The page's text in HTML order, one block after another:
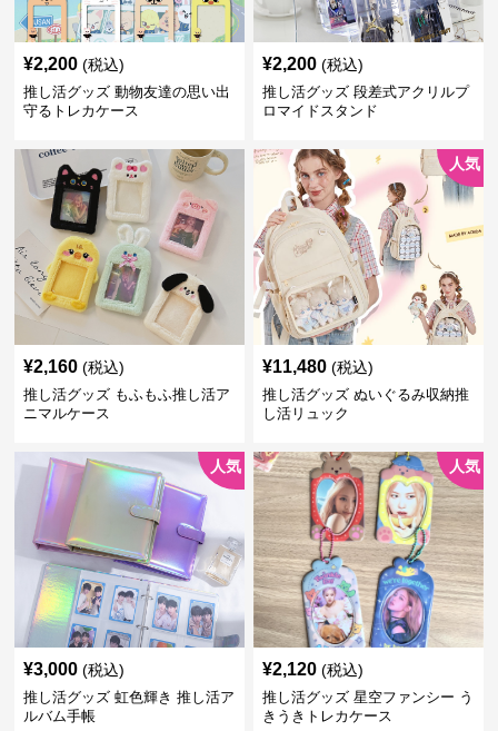
¥2,200 (税込)
推し活グッズ 動物友達の思い出
守るトレカケース
¥2,200 (税込)
推し活グッズ 段差式アクリルプ
ロマイドスタンド
¥2,160 (税込)
推し活グッズ もふもふ推し活ア
ニマルケース
人気
¥11,480 (税込)
推し活グッズ ぬいぐるみ収納推
し活リュック
人気
¥3,000 (税込)
推し活グッズ 虹色輝き 推し活ア
ルバム手帳
人気
¥2,120 (税込)
推し活グッズ 星空ファンシー う
きうきトレカケース